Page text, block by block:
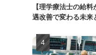
【理学療法士の給
遇改善で変わる未来